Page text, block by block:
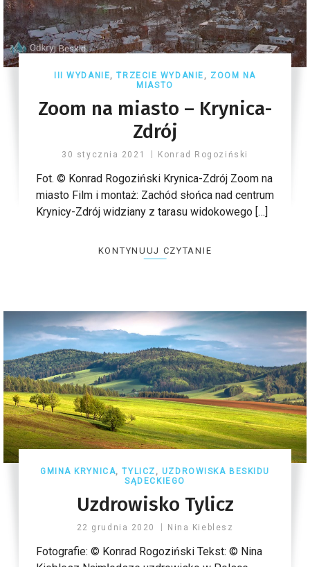
III WYDANIE,TRZECIE WYDANIE , ZOOM NA
MIASTO
Zoom na miasto – Krynica-
Zdrój
30 stycznia 2021 Konrad Rogoziński
Fot. © Konrad Rogoziński Krynica-Zdrój Zoom na
miasto Film i montaż: Zachód słońca nad centrum
Krynicy-Zdrój widziany z tarasu widokowego […]
KONTYNUUJ CZYTANIE
GMINA KRYNICA,TYLICZ , UZDROWISKA BESKIDU
SĄDECKIEGO
Uzdrowisko Tylicz
22 grudnia 2020 Nina Kieblesz
Fotografie: © Konrad Rogoziński Tekst: © Nina